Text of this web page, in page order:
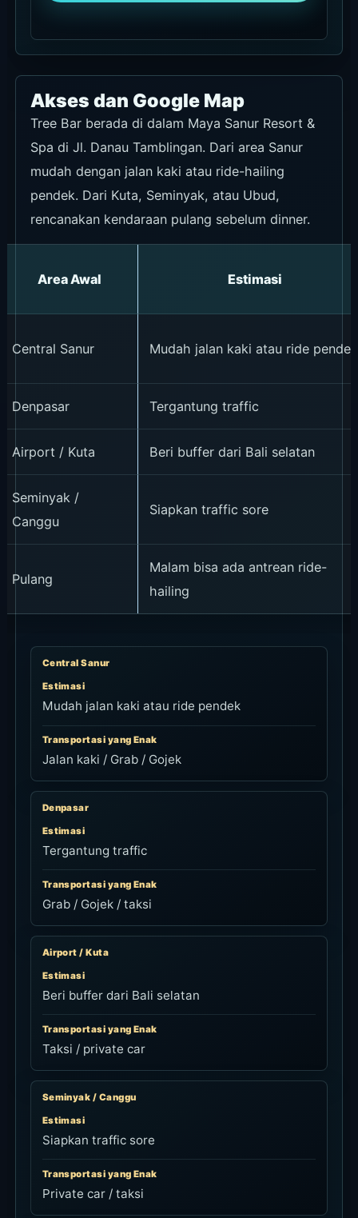
Akses dan Google Map
Tree Bar berada di dalam Maya Sanur Resort &
Spa di Jl. Danau Tamblingan. Dari area Sanur
mudah dengan jalan kaki atau ride-hailing
pendek. Dari Kuta, Seminyak, atau Ubud,
rencanakan kendaraan pulang sebelum dinner.
Area Awal Estimasi
Central Sanur Mudah jalan kaki atau ride pendek
Denpasar Tergantung traffic
Airport / Kuta Beri buffer dari Bali selatan
Seminyak /
Canggu
Siapkan traffic sore
Pulang
Malam bisa ada antrean ride-
hailing
Central Sanur
Estimasi
Mudah jalan kaki atau ride pendek
Transportasi yang Enak
Jalan kaki / Grab / Gojek
Denpasar
Estimasi
Tergantung traffic
Transportasi yang Enak
Grab / Gojek / taksi
Airport / Kuta
Estimasi
Beri buffer dari Bali selatan
Transportasi yang Enak
Taksi / private car
Seminyak / Canggu
Estimasi
Siapkan traffic sore
Transportasi yang Enak
Private car / taksi